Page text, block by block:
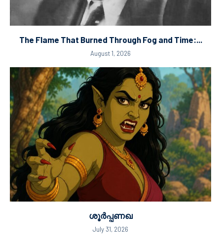
The Flame That Burned Through Fog and Time:...
August 1, 2026
ശൂർപ്പണഖ
July 31, 2026